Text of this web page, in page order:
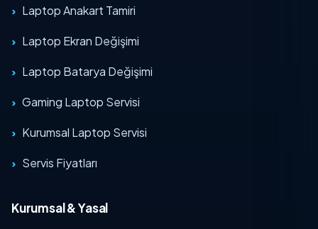
Laptop Anakart Tamiri
Laptop Ekran Değişimi
Laptop Batarya Değişimi
Gaming Laptop Servisi
Kurumsal Laptop Servisi
Servis Fiyatları
Kurumsal & Yasal